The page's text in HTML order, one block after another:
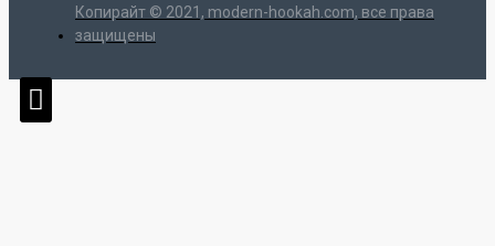
Копирайт © 2021, modern-hookah.com, все права
защищены